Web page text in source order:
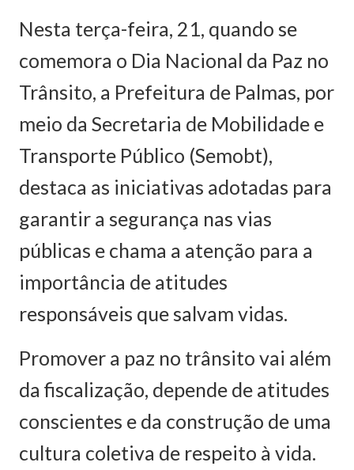
Nesta terça-feira, 21, quando se
comemora o Dia Nacional da Paz no
Trânsito, a Prefeitura de Palmas, por
meio da Secretaria de Mobilidade e
Transporte Público (Semobt),
destaca as iniciativas adotadas para
garantir a segurança nas vias
públicas e chama a atenção para a
importância de atitudes
responsáveis que salvam vidas.
Promover a paz no trânsito vai além
da fiscalização, depende de atitudes
conscientes e da construção de uma
cultura coletiva de respeito à vida.